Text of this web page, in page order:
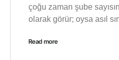
çoğu zaman şube
olarak görür; oysa asıl
Read more